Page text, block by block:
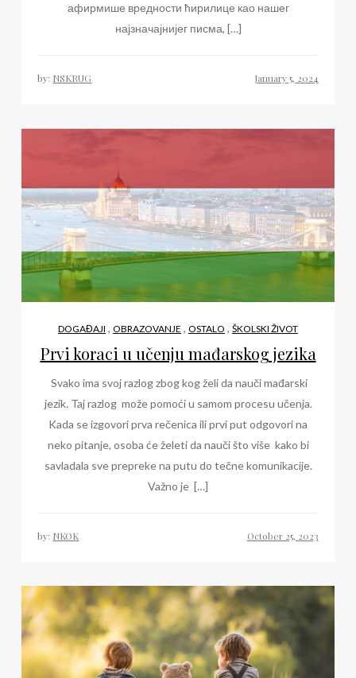
афирмише вредности ћирилице као нашег
најзначајнијег писма, […]
by: NSKRUG
DOGAĐAJI , OBRAZOVANJE , OSTALO , ŠKOLSKI ŽIVOT
Prvi koraci u učenju mađarskog jezika
Svako ima svoj razlog zbog kog želi da nauči mađarski
jezik. Taj razlog može pomoći u samom procesu učenja.
Kada se izgovori prva rečenica ili prvi put odgovori na
neko pitanje, osoba će želeti da nauči što više kako bi
savladala sve prepreke na putu do tečne komunikacije.
Važno je […]
by: NKOK